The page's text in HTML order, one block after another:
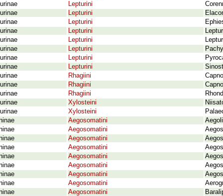
Lepturini
Lepturini
Lepturini
Lepturini
Lepturini
Lepturini
Lepturini
Lepturini
Rhagiini
Rhagiini
Rhagiini
Xylosteini
Xylosteini
Aegosomatini
Aegosomatini
Aegosomatini
Aegosomatini
Aegosomatini
Aegosomatini
Aegosomatini
Aegosomatini
Aegosomatini